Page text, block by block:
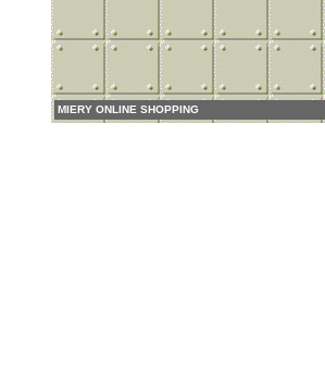
MIERY ONLINE SHOPPING